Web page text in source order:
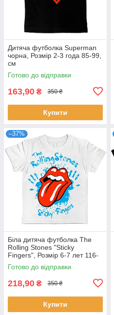
Дитяча футболка Superman
чорна, Розмір 2-3 года 85-99,
см
Готово до відправки
163,90 ₴ 350 ₴
Купити
–37%
Біла дитяча футболка The
Rolling Stones "Sticky
Fingers", Розмір 6-7 лет 116-
125, см
Готово до відправки
218,90 ₴ 350 ₴
Купити